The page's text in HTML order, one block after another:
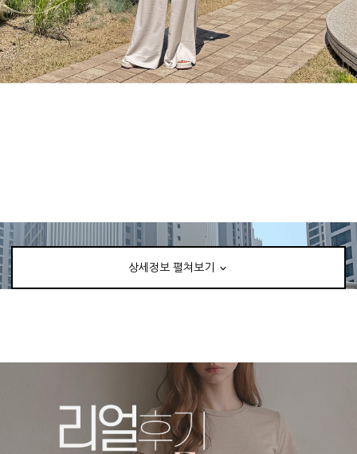
상세정보 펼쳐보기